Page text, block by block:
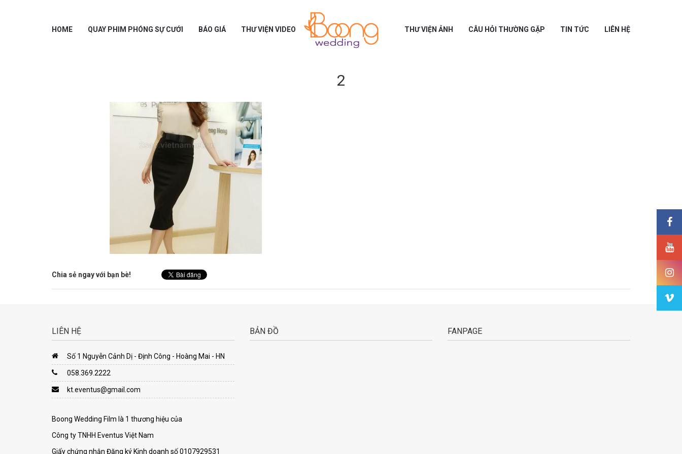
HOME QUAY PHIM PHÓNG SỰ CƯỚI BÁO GIÁ THƯ VIỆN VIDEO THƯ VIỆN ẢNH CÂU HỎI THƯỜNG GẶP TIN TỨC LIÊN HỆ
2
Chia sẻ ngay với bạn bè!
LIÊN HỆ
Số 1 Nguyễn Cảnh Dị - Định Công - Hoàng Mai - HN
058.369.2222
kt.eventus@gmail.com
Boong Wedding Film là 1 thương hiệu của
Công ty TNHH Eventus Việt Nam
Giấy chứng nhận Đăng ký Kinh doanh số 0107929531
BẢN ĐỒ FANPAGE